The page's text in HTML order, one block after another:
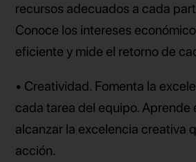
recursos adecuados a cada
Conoce los intereses
eficiente y mide el retorno de
• Creatividad. Fomenta la
cada tarea del equipo. Aprende
alcanzar la excelencia creativa
acción.